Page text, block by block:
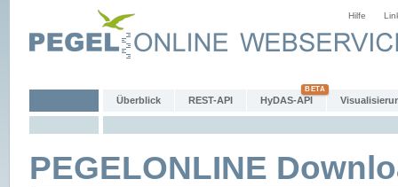
Hilfe
Überblick REST-API HyDAS-API
PEGELONLINE